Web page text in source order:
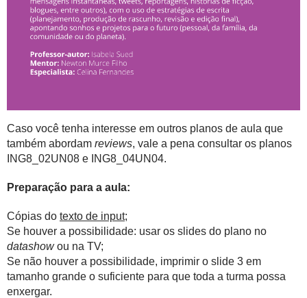
Caso você tenha interesse em outros planos de aula que
também abordam reviews, vale a pena consultar os planos
ING8_02UN08 e ING8_04UN04.
Preparação para a aula:
Cópias do texto de input;
Se houver a possibilidade: usar os slides do plano no
datashowou na TV;
Se não houver a possibilidade, imprimir o slide 3 em
tamanho grande o suficiente para que toda a turma possa
enxergar.